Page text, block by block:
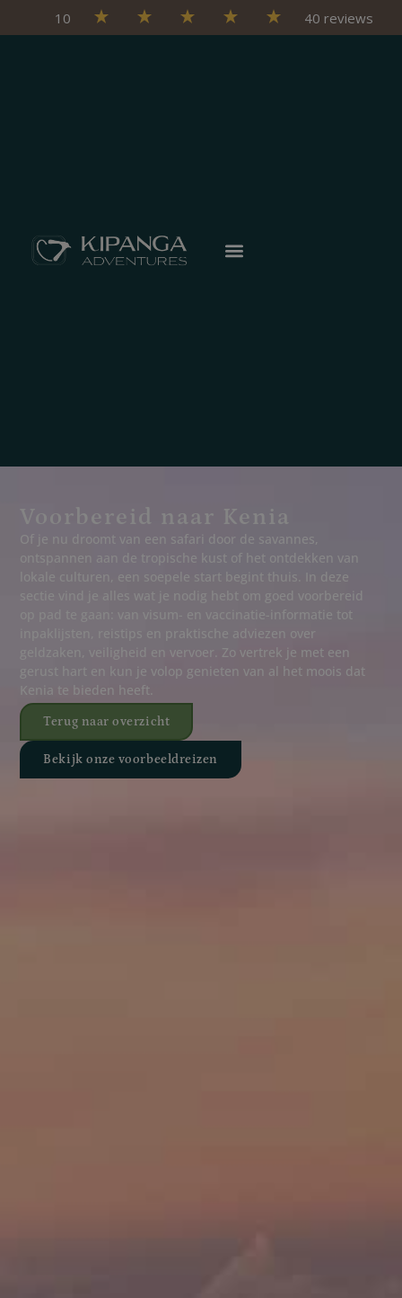
10 40 reviews
Voorbereid naar Kenia
Of je nu droomt van een safari door de savannes,
ontspannen aan de tropische kust of het ontdekken van
lokale culturen, een soepele start begint thuis. In deze
sectie vind je alles wat je nodig hebt om goed voorbereid
op pad te gaan: van visum- en vaccinatie-informatie tot
inpaklijsten, reistips en praktische adviezen over
geldzaken, veiligheid en vervoer. Zo vertrek je met een
gerust hart en kun je volop genieten van al het moois dat
Kenia te bieden heeft.
Terug naar overzicht
Bekijk onze voorbeeldreizen